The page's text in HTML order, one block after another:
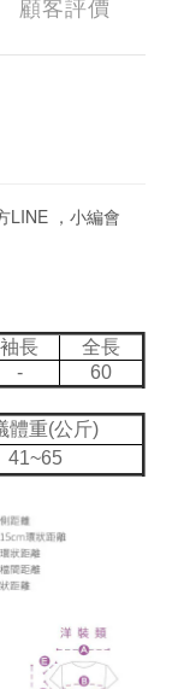
LINE ，小編會
袖長
全長
- 60
體重(公斤)
41~65